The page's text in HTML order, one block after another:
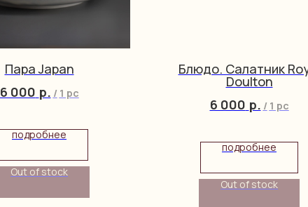
Пара Japan
6 000 р. / 1 pc
подробнее
Out of stock
Блюдо. Салатник
Doulton
6 000 р. / 1 pc
подробнее
Out of stock